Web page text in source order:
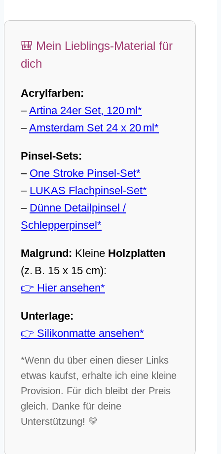
🎒 Mein Lieblings-Material für
dich
Acrylfarben:
–Artina 24er Set, 120 ml*
–Amsterdam Set 24 x 20 ml*
Pinsel-Sets:
– One Stroke Pinsel-Set*
– LUKAS Flachpinsel-Set*
– Dünne Detailpinsel /
Schlepperpinsel*
Malgrund: Kleine Holzplatten
(z. B. 15 x 15 cm):
👉 Hier ansehen*
Unterlage:
👉 Silikonmatte ansehen*
*Wenn du über einen dieser Links
etwas kaufst, erhalte ich eine kleine
Provision. Für dich bleibt der Preis
gleich. Danke für deine
Unterstützung! 💛